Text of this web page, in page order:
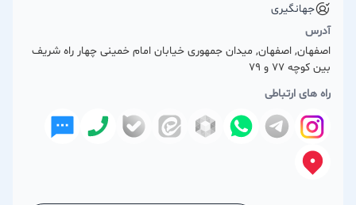
جهانگیری
آدرس
اصفهان, اصفهان, میدان جمهوری خیابان امام خمینی چهار راه شریف
بین کوچه 77 و 79
راه های ارتباطی